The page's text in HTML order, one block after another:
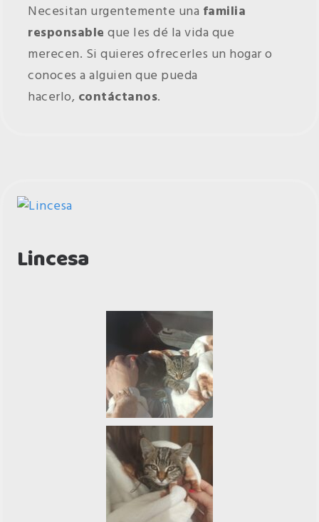
Necesitan urgentemente una familia
responsable que les dé la vida que
merecen. Si quieres ofrecerles un hogar o
conoces a alguien que pueda
hacerlo, contáctanos.
Lincesa